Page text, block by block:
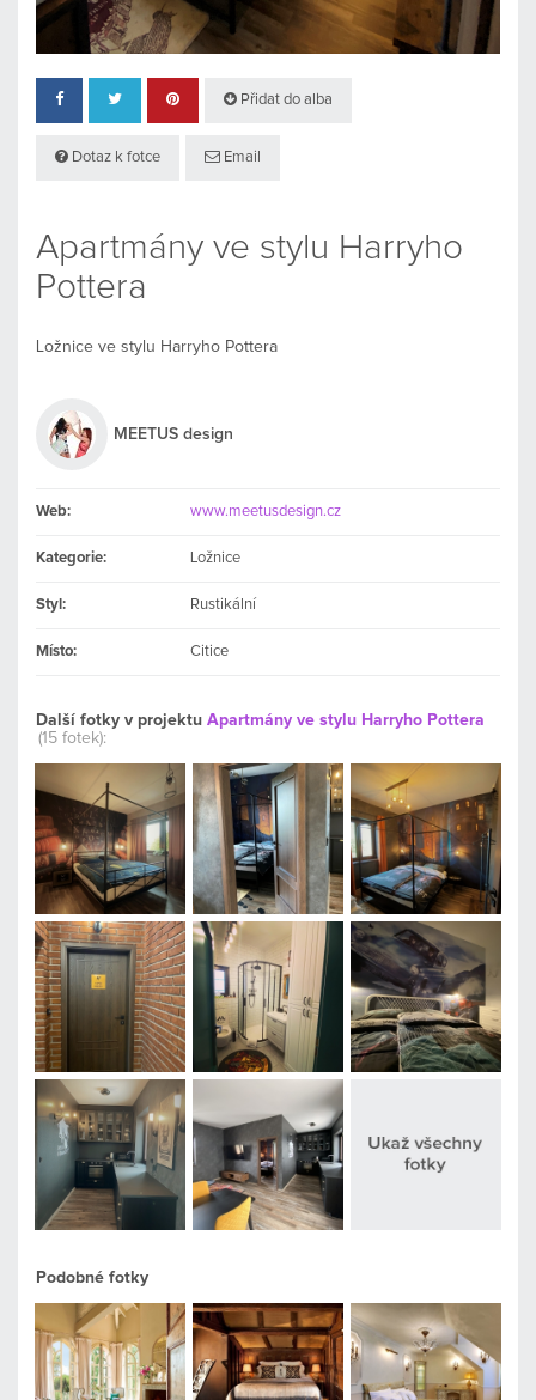
Přidat do alba
Dotaz k fotce Email
Apartmány ve stylu Harryho
Pottera
Ložnice ve stylu Harryho Pottera
MEETUS design
Web: www.meetusdesign.cz
Kategorie: Ložnice
Styl: Rustikální
Místo: Citice
Další fotky v projektu Apartmány ve stylu Harryho Pottera
(15 fotek):
Podobné fotky